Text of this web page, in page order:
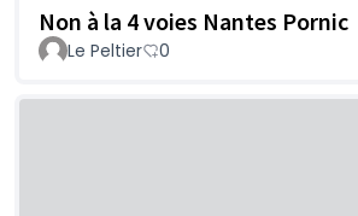
Non à la 4 voies Nantes Pornic
Le Peltier 0